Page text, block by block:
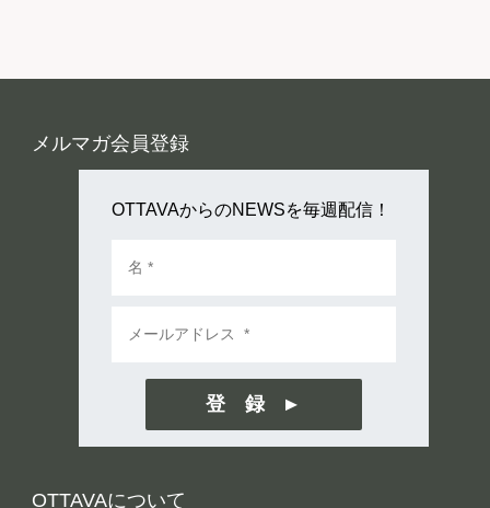
OTTAVAについて
メルマガ会員登録
OTTAVAからのNEWSを毎週配信！
登 録